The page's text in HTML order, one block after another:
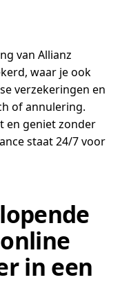
van Allianz
waar je ook
verzekeringen en
of annulering.
en geniet zonder
staat 24/7 voor
in een